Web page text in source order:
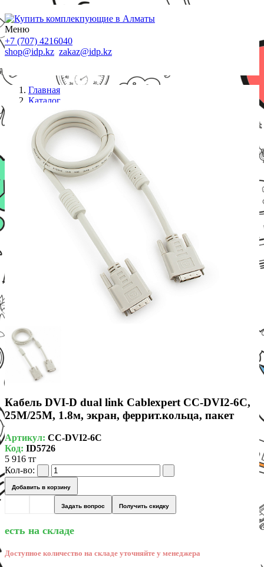
Меню
+7 (707) 4216040
shop@idp.kz zakaz@idp.kz
Главная
Каталог
Кабели
Кабель DVI-D dual link Cablexpert CC-DVI2-6C,
25M/25M, 1.8м, экран, феррит.кольца, пакет
Кабель DVI-D dual link Cablexpert CC-DVI2-6C,
25M/25M, 1.8м, экран, феррит.кольца, пакет
Артикул: CC-DVI2-6C
Код: ID5726
5 916 тг
Кол-во:
Добавить в корзину
Задать вопрос Получить скидку
есть на складе
Доступное количество на складе уточняйте у менеджера